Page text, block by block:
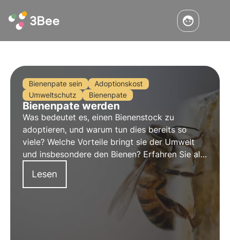
Bienenpate sein
Adoptionskost
Umweltschutz
Bienenpate
Bienenpate werden
Was bedeutet es, einen Bienenstock zu
adoptieren, und warum tun dies bereits so
viele? Welche Vorteile bringt sie der Umwelt
und insbesondere den Bienen? Erfahren Sie alle
Einzelheiten in unserem neuen 3Bee-Blogartikel
und entdecken Sie die Bienenstöcke!
Lesen